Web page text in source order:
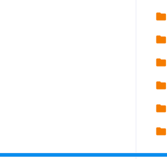
folder
folder
folder
folder
folder
folder